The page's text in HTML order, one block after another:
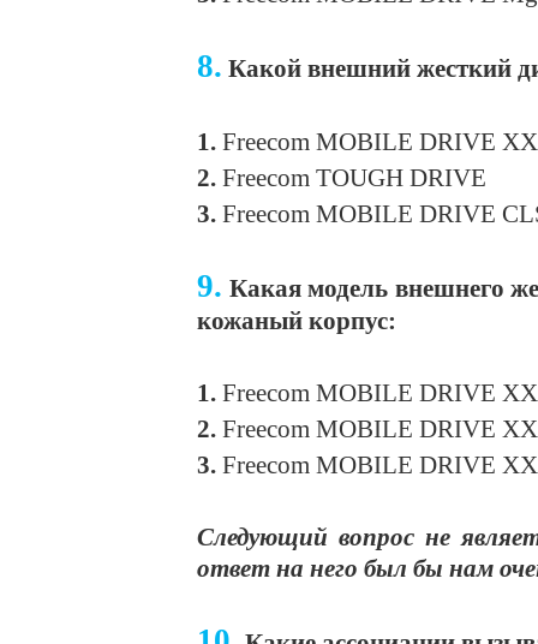
8. Какой внешний жесткий
1. Freecom MOBILE DRIVE
2. Freecom TOUGH DRIVE
3. Freecom MOBILE DRIVE
9. Какая модель внешнего
кожаный корпус:
1. Freecom MOBILE DRIVE
2. Freecom MOBILE DRIVE
3. Freecom MOBILE DRIVE
Следующий вопрос не
ответ на него был бы нам